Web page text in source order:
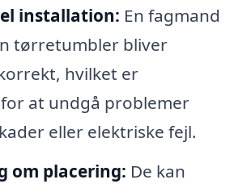
installation: En fagmand
tørretumbler bliver
hvilket er
at undgå problemer
eller elektriske fejl.
om placering: De kan